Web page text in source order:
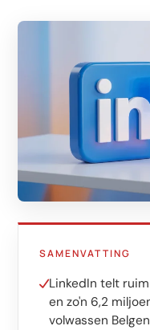
Webshop setup
WhatsApp
Beheer & support
AI voor groei
AI-agents
Marketing
AI content
Chatbot
Software op maat
SAMENVATTING
LinkedIn telt
en zo'n 6,2
volwassen